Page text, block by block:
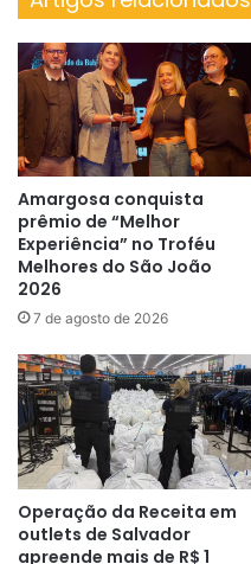
Amargosa conquista
prêmio de “Melhor
Experiência” no Troféu
Melhores do São João
2026
7 de agosto de 2026
Operação da Receita em
outlets de Salvador
apreende mais de R$ 1